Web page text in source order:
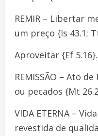
REMIR – Libertar
um preço {Is 43.1;
Aproveitar {Ef 5.16}.
REMISSÃO – Ato
ou pecados {Mt
VIDA ETERNA –
revestida de